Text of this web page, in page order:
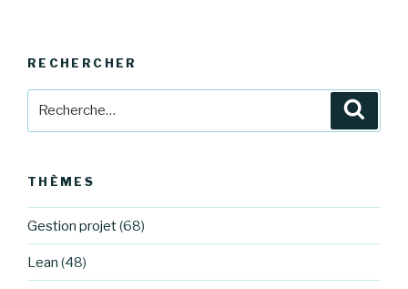
RECHERCHER
THÈMES
Gestion projet(68)
Lean (48)